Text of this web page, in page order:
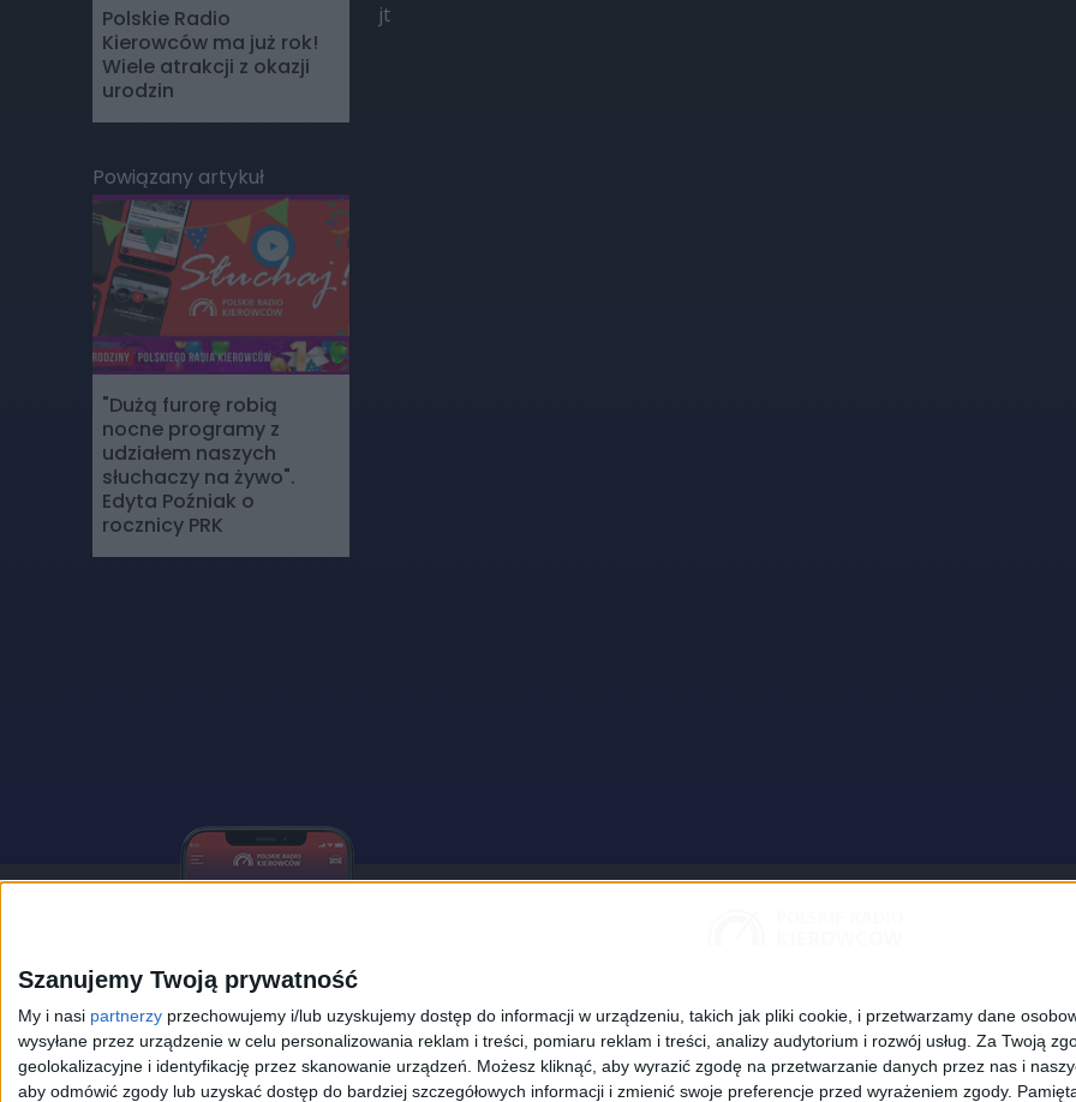
Szanujemy Twoją prywatność
My i nasi partnerzy przechowujemy i/lub uzyskujemy dostęp do informacji w urządzeniu, takich jak pliki cookie, i przetwarzamy dane
wysyłane przez urządzenie w celu personalizowania reklam i treści, pomiaru reklam i treści, analizy audytorium i rozwój usług. Za Twoją
geolokalizacyjne i identyfikację przez skanowanie urządzeń. Możesz kliknąć, aby wyrazić zgodę na przetwarzanie danych przez nas i
aby odmówić zgody lub uzyskać dostęp do bardziej szczegółowych informacji i zmienić swoje preferencje przed wyrażeniem zgody.
Polskie Radio
Kierowców ma już rok!
Wiele atrakcji z okazji
urodzin
Powiązany artykuł
"Dużą furorę robią
nocne programy z
udziałem naszych
słuchaczy na żywo".
Edyta Poźniak o
rocznicy PRK
jt
Słuchaj na żywo audycji Polskiego Radia Kierowców,
otrzymuj powiadomienia z dróg, wysyłaj do nas
pozdrowienia z trasy...